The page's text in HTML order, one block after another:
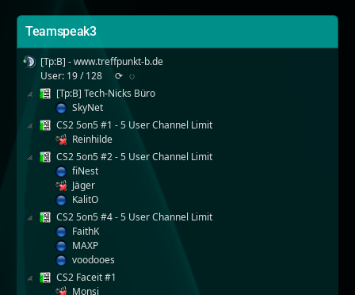
Teamspeak3
[Tp:B] - www.treffpunkt-b.de
User: 19 / 128
⟳ ◌
[Tp:B] Tech-Nicks Büro
SkyNet
CS2 5on5 #1 - 5 User Channel Limit
Reinhilde
CS2 5on5 #2 - 5 User Channel Limit
fiNest
Jäger
KalitO
CS2 5on5 #4 - 5 User Channel Limit
FaithK
MAXP
voodooes
CS2 Faceit #1
Monsi